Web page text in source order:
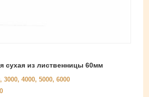
сухая из лиственницы 60мм
3000, 4000, 5000, 6000